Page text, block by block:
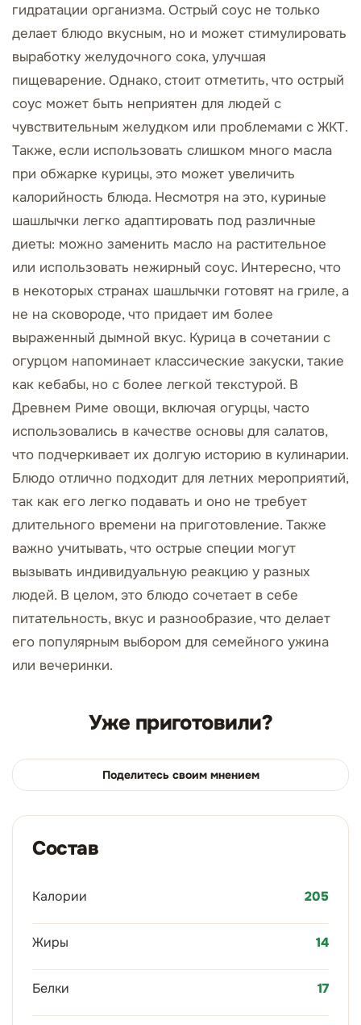
гидратации организма. Острый соус не только
делает блюдо вкусным, но и может стимулировать
выработку желудочного сока, улучшая
пищеварение. Однако, стоит отметить, что острый
соус может быть неприятен для людей с
чувствительным желудком или проблемами с ЖКТ.
Также, если использовать слишком много масла
при обжарке курицы, это может увеличить
калорийность блюда. Несмотря на это, куриные
шашлычки легко адаптировать под различные
диеты: можно заменить масло на растительное
или использовать нежирный соус. Интересно, что
в некоторых странах шашлычки готовят на гриле, а
не на сковороде, что придает им более
выраженный дымной вкус. Курица в сочетании с
огурцом напоминает классические закуски, такие
как кебабы, но с более легкой текстурой. В
Древнем Риме овощи, включая огурцы, часто
использовались в качестве основы для салатов,
что подчеркивает их долгую историю в кулинарии.
Блюдо отлично подходит для летних мероприятий,
так как его легко подавать и оно не требует
длительного времени на приготовление. Также
важно учитывать, что острые специи могут
вызывать индивидуальную реакцию у разных
людей. В целом, это блюдо сочетает в себе
питательность, вкус и разнообразие, что делает
его популярным выбором для семейного ужина
или вечеринки.
Уже приготовили?
Поделитесь своим мнением
Состав
Калории 205
Жиры 14
Белки 17